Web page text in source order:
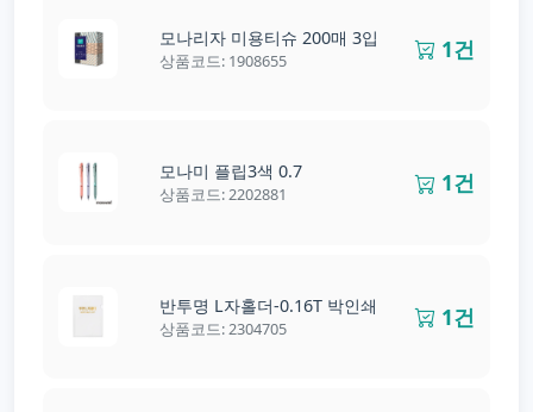
모나리자 미용티슈 200매 3입
상품코드: 1908655 1건
모나미 플립3색 0.7
상품코드: 2202881 1건
반투명 L자홀더-0.16T 박인쇄
상품코드: 2304705 1건